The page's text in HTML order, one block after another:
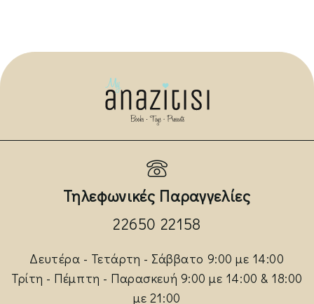
Τηλεφωνικές Παραγγελίες
22650 22158
Δευτέρα - Τετάρτη - Σάββατο 9:00 με 14:00
Τρίτη - Πέμπτη - Παρασκευή 9:00 με 14:00 & 18:00
με 21:00